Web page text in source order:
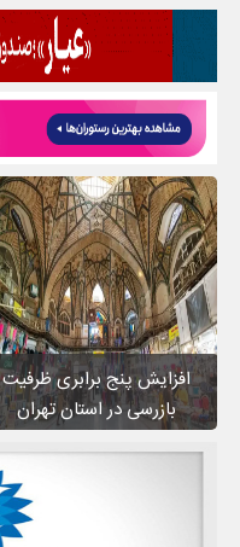
افزایش پنج برابری ظرفیت
بازرسی در استان تهران